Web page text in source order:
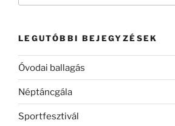
LEGUTÓBBI BEJEGYZÉSEK
Óvodai ballagás
Néptáncgála
Sportfesztivál